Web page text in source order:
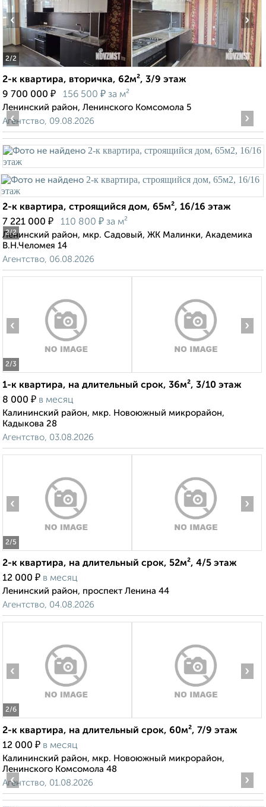
2/2
‹ ›
2-к квартира, вторичка, 62м², 3/9 этаж
9 700 000 ₽ 156 500 ₽ за м²
Ленинский район, Ленинского Комсомола 5
Агентство, 09.08.2026
2/2
‹ ›
2-к квартира, строящийся дом, 65м², 16/16 этаж
7 221 000 ₽ 110 800 ₽ за м²
Ленинский район, мкр. Садовый, ЖК Малинки, Академика
В.Н.Челомея 14
Агентство, 06.08.2026
2/3
‹ ›
1-к квартира, на длительный срок, 36м², 3/10 этаж
8 000 ₽ в месяц
Калининский район, мкр. Новоюжный микрорайон,
Кадыкова 28
Агентство, 03.08.2026
2/5
‹ ›
2-к квартира, на длительный срок, 52м², 4/5 этаж
12 000 ₽ в месяц
Ленинский район, проспект Ленина 44
Агентство, 04.08.2026
2/6
‹ ›
2-к квартира, на длительный срок, 60м², 7/9 этаж
12 000 ₽ в месяц
Калининский район, мкр. Новоюжный микрорайон,
Ленинского Комсомола 48
Агентство, 01.08.2026
‹ ›